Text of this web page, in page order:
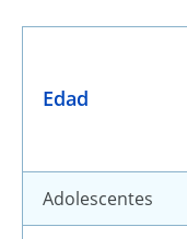
Edad
Adolescentes